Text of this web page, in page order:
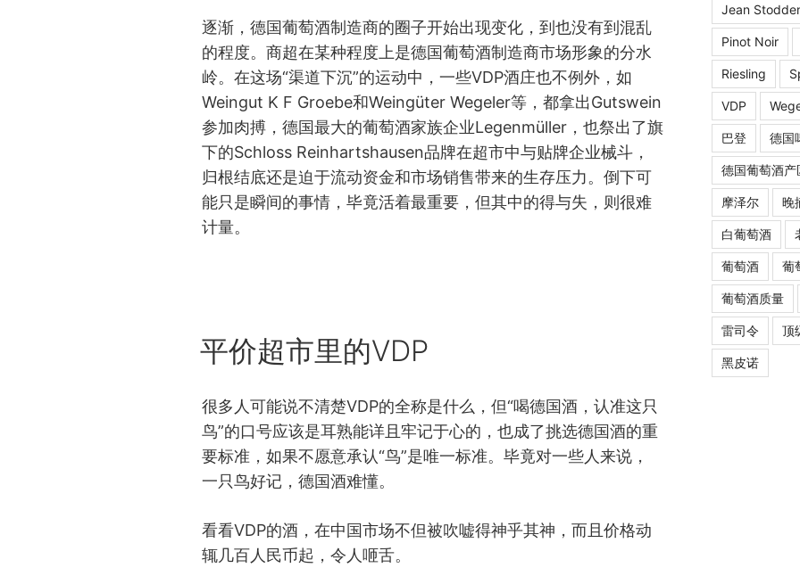
逐渐，德国葡萄酒制造商的圈子开始出现变化，到也没有到混乱
的程度。商超在某种程度上是德国葡萄酒制造商市场形象的分水
岭。在这场“渠道下沉”的运动中，一些VDP酒庄也不例外，如
Weingut K F Groebe和Weingüter Wegeler等，都拿出Gutswein
参加肉搏，德国最大的葡萄酒家族企业Legenmüller，也祭出了旗
下的Schloss Reinhartshausen品牌在超市中与贴牌企业械斗，
归根结底还是迫于流动资金和市场销售带来的生存压力。倒下可
能只是瞬间的事情，毕竟活着最重要，但其中的得与失，则很难
计量。
ON
平价超市里的VDP
很多人可能说不清楚VDP的全称是什么，但“喝德国酒，认准这只
鸟”的口号应该是耳熟能详且牢记于心的，也成了挑选德国酒的重
要标准，如果不愿意承认“鸟”是唯一标准。毕竟对一些人来说，
一只鸟好记，德国酒难懂。
看看VDP的酒，在中国市场不但被吹嘘得神乎其神，而且价格动
辄几百人民币起，令人咂舌。
Jean
Pinot Noir
Riesling
VDP
巴登 德国
德国葡萄酒产
摩泽尔 晚
白葡萄酒
葡萄酒 葡
葡萄酒质量
雷司令 顶
黑皮诺